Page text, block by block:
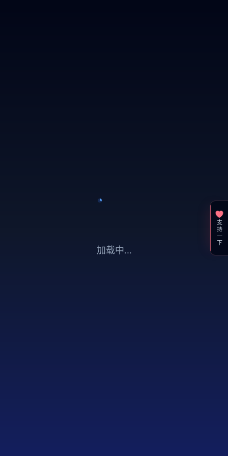
加载中...
支持一下